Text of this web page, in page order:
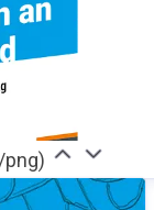
png)